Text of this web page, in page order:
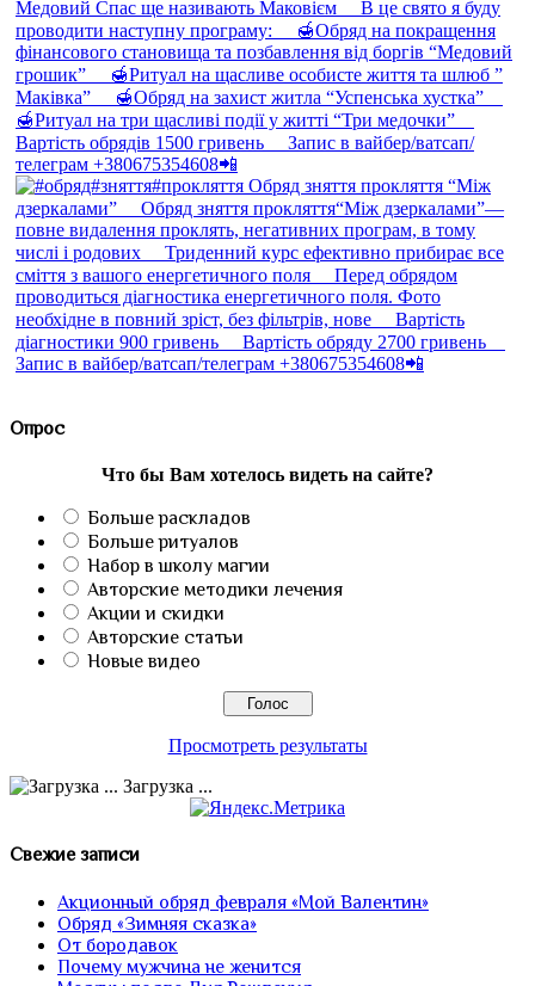
Опрос
Что бы Вам хотелось видеть на сайте?
Больше раскладов
Больше ритуалов
Набор в школу магии
Авторские методики лечения
Акции и скидки
Авторские статьи
Новые видео
Просмотреть результаты
Загрузка ...
Свежие записи
Акционный обряд февраля «Мой Валентин»
Обряд «Зимняя сказка»
От бородавок
Почему мужчина не женится